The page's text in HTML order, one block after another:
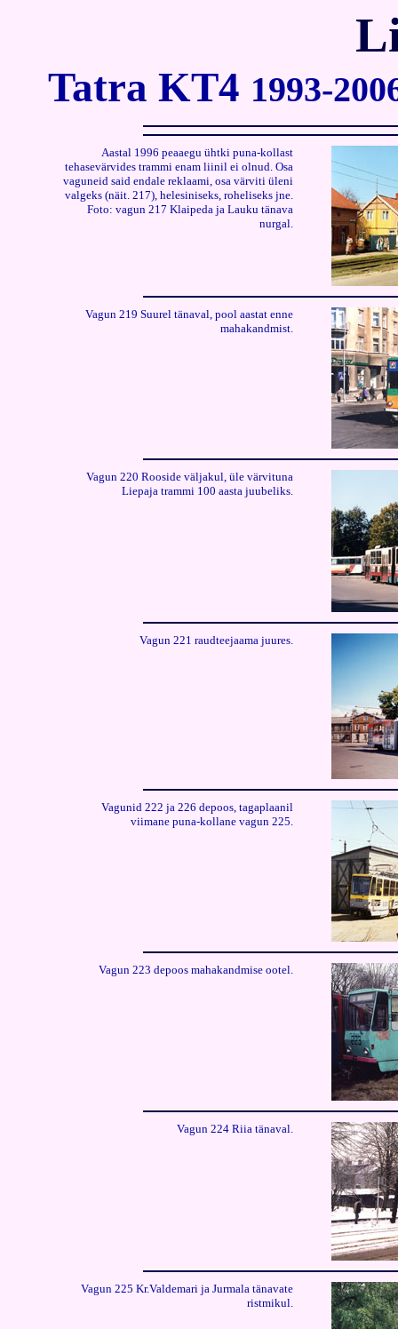
Tatra KT4 1993-
Aastal 1996 peaaegu ühtki puna-kollast
tehasevärvides trammi enam liinil ei olnud. Osa
vaguneid said endale reklaami, osa värviti üleni
valgeks (näit. 217), helesiniseks, roheliseks jne.
Foto: vagun 217 Klaipeda ja Lauku tänava
nurgal.
Vagun 219 Suurel tänaval, pool aastat enne
mahakandmist.
Vagun 220 Rooside väljakul, üle värvituna
Liepaja trammi 100 aasta juubeliks.
Vagun 221 raudteejaama juures.
Vagunid 222 ja 226 depoos, tagaplaanil
viimane puna-kollane vagun 225.
Vagun 223 depoos mahakandmise ootel.
Vagun 224 Riia tänaval.
Vagun 225 Kr.Valdemari ja Jurmala tänavate
ristmikul.